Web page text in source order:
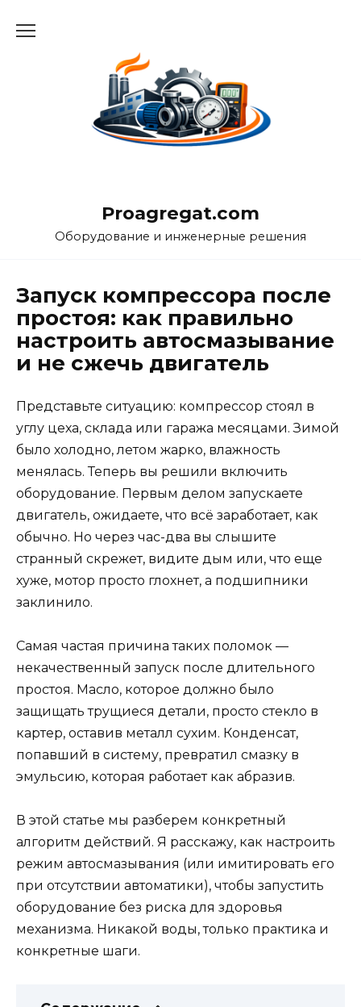
Proagregat.com
Оборудование и инженерные решения
Запуск компрессора после
простоя: как правильно
настроить автосмазывание
и не сжечь двигатель
Представьте ситуацию: компрессор стоял в
углу цеха, склада или гаража месяцами. Зимой
было холодно, летом жарко, влажность
менялась. Теперь вы решили включить
оборудование. Первым делом запускаете
двигатель, ожидаете, что всё заработает, как
обычно. Но через час-два вы слышите
странный скрежет, видите дым или, что еще
хуже, мотор просто глохнет, а подшипники
заклинило.
Самая частая причина таких поломок —
некачественный запуск после длительного
простоя. Масло, которое должно было
защищать трущиеся детали, просто стекло в
картер, оставив металл сухим. Конденсат,
попавший в систему, превратил смазку в
эмульсию, которая работает как абразив.
В этой статье мы разберем конкретный
алгоритм действий. Я расскажу, как настроить
режим автосмазывания (или имитировать его
при отсутствии автоматики), чтобы запустить
оборудование без риска для здоровья
механизма. Никакой воды, только практика и
конкретные шаги.